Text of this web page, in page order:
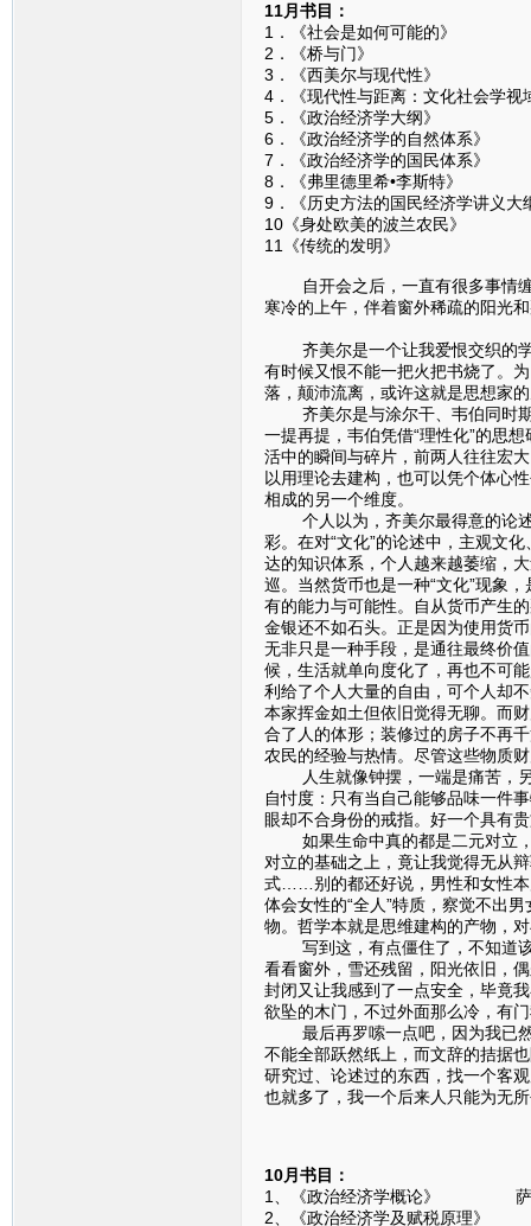
11月书目：
1．《社会是如何可能
2．《桥与门》
3．《西美尔与现
4．《现代性与距离：文化社会
5．《政治经济学大
6．《政治经济学的自
7．《政治经济学的国
8．《弗里德里希•李斯
9．《历史方法的国民经济
10《身处欧美的波兰农
11《传统的发明》
自开会之后，一直有很多事情缠
寒冷的上午，伴着窗外稀疏的阳光
齐美尔是一个让我爱恨交织的学
有时候又恨不能一把火把书烧了。
落，颠沛流离，或许这就是思想家
齐美尔是与涂尔干、韦伯同时期
一提再提，韦伯凭借“理性化”的思
活中的瞬间与碎片，前两人往往宏
以用理论去建构，也可以凭个体心
相成的另一个维度。
个人以为，齐美尔最得意的论述
彩。在对“文化”的论述中，主观文
达的知识体系，个人越来越萎缩，
巡。当然货币也是一种“文化”现象
有的能力与可能性。自从货币产生
金银还不如石头。正是因为使用货
无非只是一种手段，是通往最终价
候，生活就单向度化了，再也不可
利给了个人大量的自由，可个人却
本家挥金如土但依旧觉得无聊。而
合了人的体形；装修过的房子不再
农民的经验与热情。尽管这些物质
人生就像钟摆，一端是痛苦，另
自忖度：只有当自己能够品味一件
眼却不合身份的戒指。好一个具有
如果生命中真的都是二元对立，
对立的基础之上，竟让我觉得无从
式……别的都还好说，男性和女性本
体会女性的“全人”特质，察觉不出
物。哲学本就是思维建构的产物，
写到这，有点僵住了，不知道该
看看窗外，雪还残留，阳光依旧，
封闭又让我感到了一点安全，毕竟
欲坠的木门，不过外面那么冷，有
最后再罗嗦一点吧，因为我已然
不能全部跃然纸上，而文辞的拮据
研究过、论述过的东西，找一个客
也就多了，我一个后来人只能为无
10月书目：
1、《政治经济学概论》 萨
2、《政治经济学及赋税原理》